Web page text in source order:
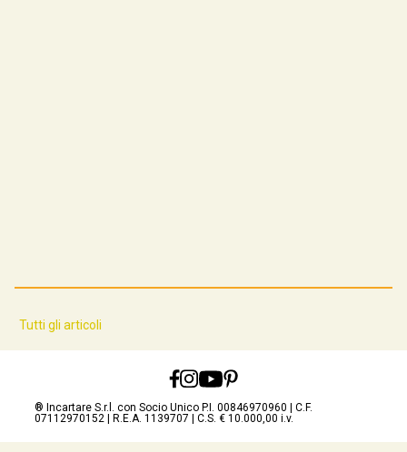
Tutti gli articoli
® Incartare S.r.l. con Socio Unico P.I. 00846970960 | C.F.
07112970152 | R.E.A. 1139707 | C.S. € 10.000,00 i.v.